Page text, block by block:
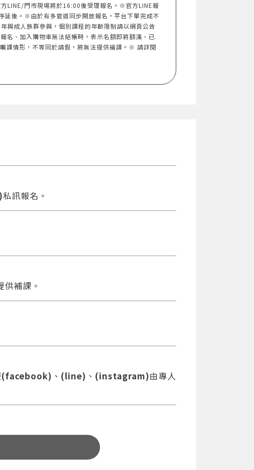
LINE/門市現場將於16:00後受理報名。※官方LINE報
延後。※由於有多管道同步開放報名，平台下單完成不
與成人族群參與，個別課程的年齡限制請以網頁公告
、加入購物車無法結帳時，表示名額即將額滿、已
課情形，不等同於請假，將無法提供補課。※ 請詳閱
私訊報名。
補課。
(facebook) 、 (line) 、 (instagram)由專人